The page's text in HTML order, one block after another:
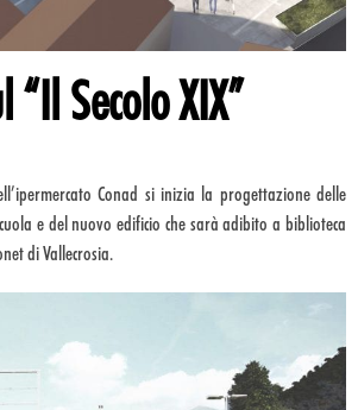
Secolo XIX”
Conad si inizia la progettazione delle
e del nuovo edificio che sarà adibito a biblioteca
di Vallecrosia.